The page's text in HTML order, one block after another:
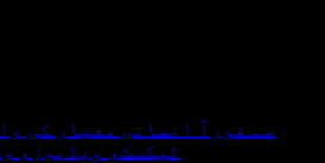
ٹیکسٹ، ویڈیوز،